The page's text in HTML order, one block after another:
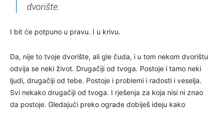
dvorište.
I bit će potpuno u pravu. I u krivu.
Da, nije to tvoje dvorište, ali gle čuda, i u tom nekom dvorištu
odvija se neki život. Drugačiji od tvoga. Postoje i tamo neki
ljudi, drugačiji od tebe. Postoje i problemi i radosti i veselja.
Svi nekako drugačiji od tvoga. I rješenja za koja nisi ni znao
da postoje. Gledajući preko ograde dobiješ ideju kako